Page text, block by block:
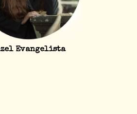
Evangelista